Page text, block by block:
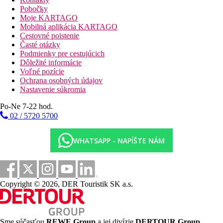
Ležadlá při bazéne
Fotogaléria
Pobočky
Moje KARTAGO
Mobilná aplikácia KARTAGO
Cestovné poistenie
Časté otázky
Podmienky pre cestujúcich
Dôležité informácie
Voľné pozície
Ochrana osobných údajov
Nastavenie súkromia
Po-Ne 7-22 hod.
02 / 5720 5700
WHATSAPP - NAPÍŠTE NÁM
Copyright © 2026, DER Touristik SK a.s.